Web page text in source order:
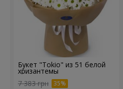
Букет "Tokio" из 51 белой
хризантемы
7 383 грн